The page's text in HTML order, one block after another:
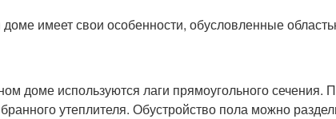
имеет свои особенности, обусловленные
доме используются лаги прямоугольного сечения.
утеплителя. Обустройство пола можно